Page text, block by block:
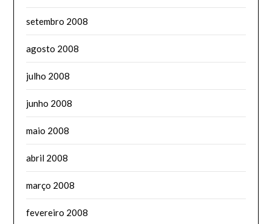
setembro 2008
agosto 2008
julho 2008
junho 2008
maio 2008
abril 2008
março 2008
fevereiro 2008